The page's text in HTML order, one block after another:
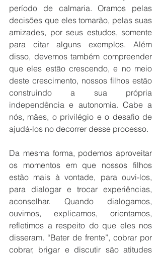
período de calmaria. Oramos pelas
decisões que eles tomarão, pelas suas
amizades, por seus estudos, somente
para citar alguns exemplos. Além
disso, devemos também compreender
que eles estão crescendo, e no meio
deste crescimento, nossos filhos estão
construindo a sua própria
independência e autonomia. Cabe a
nós, mães, o privilégio e o desafio de
ajudá-los no decorrer desse processo.
Da mesma forma, podemos aproveitar
os momentos em que nossos filhos
estão mais à vontade, para ouvi-los,
para dialogar e trocar experiências,
aconselhar. Quando dialogamos,
ouvimos, explicamos, orientamos,
refletimos a respeito do que eles nos
disseram. “Bater de frente”, cobrar por
cobrar, brigar e discutir são atitudes